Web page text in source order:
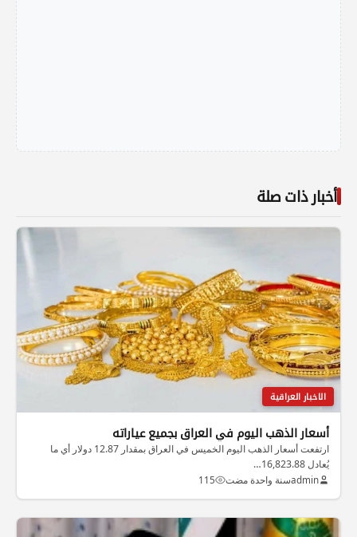
أخبار ذات صلة
الاخبار العراقية
أسعار الذهب اليوم في العراق بجميع عياراته
ارتفعت أسعار الذهب اليوم الخميس في العراق بمقدار 12.87 دولار أي ما
يُعادل 16,823.88…
adminسنة واحدة مضت 115